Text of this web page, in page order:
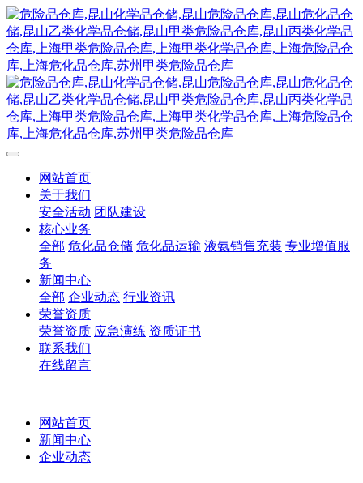
网站首页
关于我们
安全活动 团队建设
核心业务
全部 危化品仓储 危化品运输 液氨销售充装 专业增值服
务
新闻中心
全部 企业动态 行业资讯
荣誉资质
荣誉资质 应急演练 资质证书
联系我们
在线留言
网站首页
新闻中心
企业动态